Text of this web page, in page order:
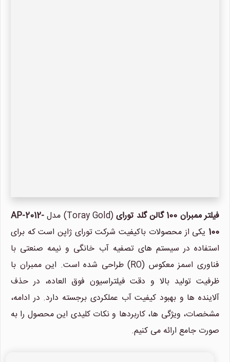
فیلتر ممبران 100 گالن گلد تورای (Toray Gold) مدل
AP-2012-
100 یکی از محصولات باکیفیت شرکت تورای ژاپن است که برای
استفاده در سیستم های تصفیه آب خانگی و نیمه صنعتی با
فناوری اسمز معکوس (RO) طراحی شده است. این ممبران با
ظرفیت تولید بالا و دقت فیلتراسیون فوق العاده، در حذف
آلاینده ها و بهبود کیفیت آب عملکردی برجسته دارد. در ادامه،
مشخصات، ویژگی ها، کاربردها و نکات کلیدی این محصول را به
صورت جامع ارائه می کنیم.